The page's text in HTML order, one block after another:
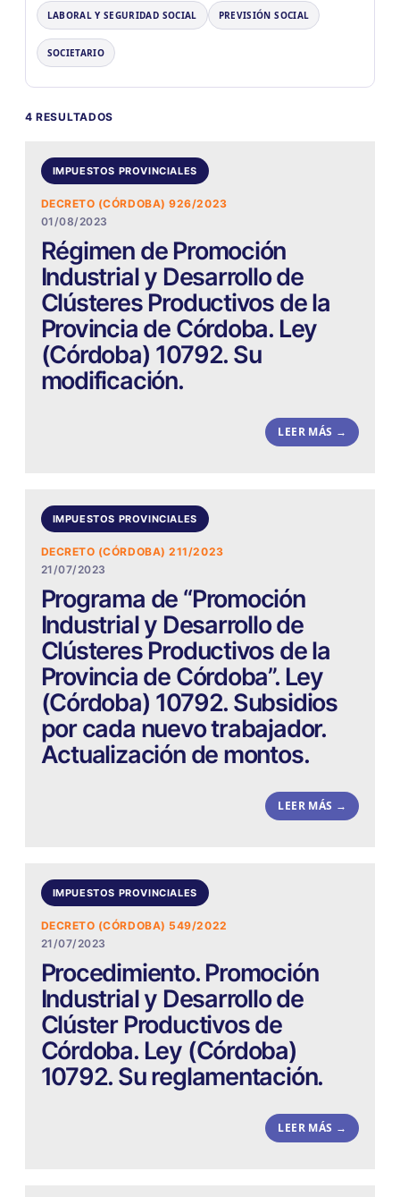
LABORAL Y SEGURIDAD SOCIAL PREVISIÓN SOCIAL
SOCIETARIO
4 RESULTADOS
IMPUESTOS PROVINCIALES
DECRETO (CÓRDOBA) 926/2023
01/08/2023
Régimen de Promoción
Industrial y Desarrollo de
Clústeres Productivos de la
Provincia de Córdoba. Ley
(Córdoba) 10792. Su
modificación.
LEER MÁS →
IMPUESTOS PROVINCIALES
DECRETO (CÓRDOBA) 211/2023
21/07/2023
Programa de “Promoción
Industrial y Desarrollo de
Clústeres Productivos de la
Provincia de Córdoba”. Ley
(Córdoba) 10792. Subsidios
por cada nuevo trabajador.
Actualización de montos.
LEER MÁS →
IMPUESTOS PROVINCIALES
DECRETO (CÓRDOBA) 549/2022
21/07/2023
Procedimiento. Promoción
Industrial y Desarrollo de
Clúster Productivos de
Córdoba. Ley (Córdoba)
10792. Su reglamentación.
LEER MÁS →